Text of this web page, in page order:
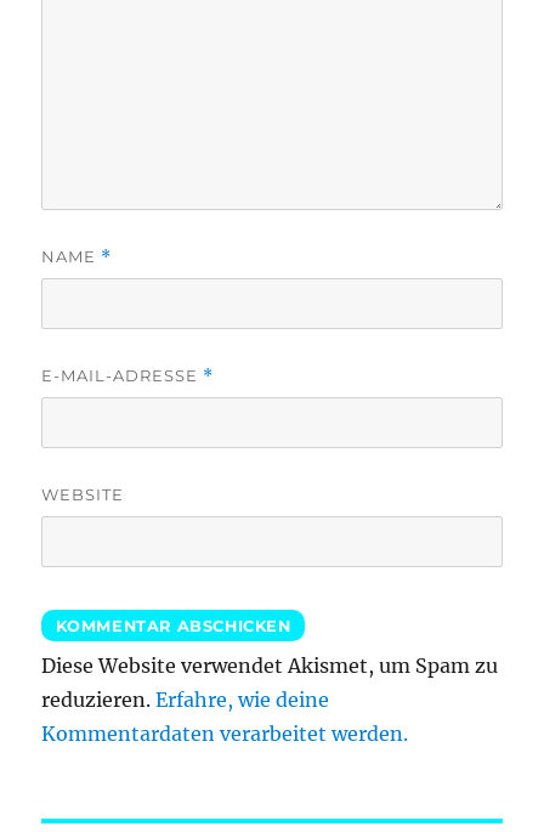
NAME *
E-MAIL-ADRESSE *
WEBSITE
Diese Website verwendet Akismet, um Spam zu
reduzieren.Erfahre, wie deine
Kommentardaten verarbeitet werden.